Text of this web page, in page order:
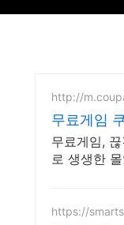
http://
무료게임
적립
무료게임,
로 생생한
https://